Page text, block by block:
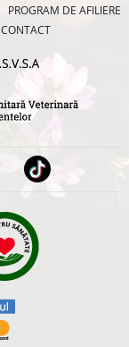
PROGRAM DE AFILIERE
CONTACT